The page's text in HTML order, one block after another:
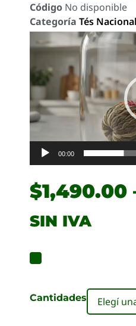
Código No disponible
Categoría Tés
Reproductor
de
video
00:00
$1,490.00
SIN IVA
Cantidades